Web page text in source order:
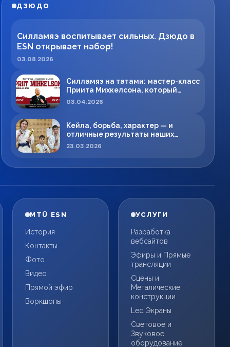
ДЗЮДО
Силламяэ воспитывает сильных. Дзюдо в
ESN открывает набор!
03.08.2026
Силламяэ на татами: мастер-класс
Приита Михкелсона, который
меняет правила игры в регионе
03.04.2026
Кейла, борьба, характер — и
отличные результаты наших
спортсменов!
23.03.2026
MTÜ ESN
История
Контакты
Фото
Видео
Прямой эфир
Воркшопы
УСЛУГИ
Разработка
вебсайтов
Эфиры и Прямые
трансляции
Сцены и
Металические
конструкции
Led Экраны
Световое и
Звуковое
оборудование